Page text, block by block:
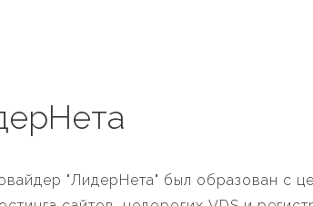
"ЛидерНета" был образован с